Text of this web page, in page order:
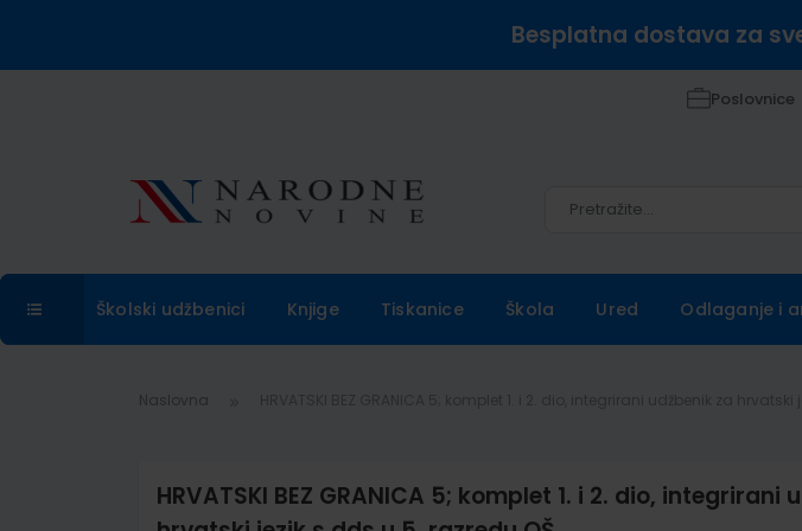
Besplatna dostava za
Poslovnice
Školski udžbenici Knjige Tiskanice Škola Ured Odlaganje i
Naslovna
HRVATSKI BEZ GRANICA 5; komplet 1. i 2. dio, integrirani